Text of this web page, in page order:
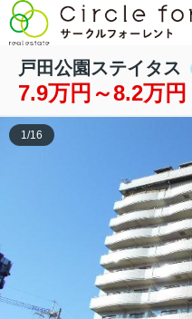
戸田公園ステイタス
7.9万円～8.2万円
1/16